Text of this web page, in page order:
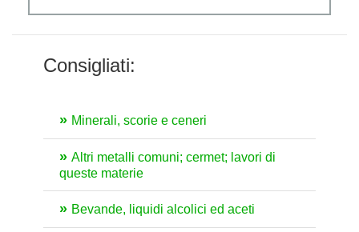
Consigliati:
Minerali, scorie e ceneri
Altri metalli comuni; cermet; lavori di
queste materie
Bevande, liquidi alcolici ed aceti